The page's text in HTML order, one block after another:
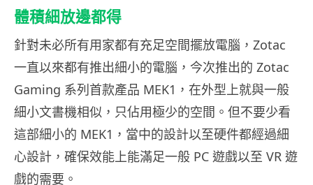
體積細放邊都得
針對未必所有用家都有充足空間擺放電腦，Zotac
一直以來都有推出細小的電腦，今次推出的 Zotac
Gaming 系列首款產品 MEK1，在外型上就與一般
細小文書機相似，只佔用極少的空間。但不要少看
這部細小的 MEK1，當中的設計以至硬件都經過細
心設計，確保效能上能滿足一般 PC 遊戲以至 VR 遊
戲的需要。